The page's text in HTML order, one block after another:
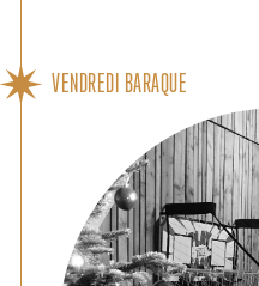
VENDREDI BARAQUE